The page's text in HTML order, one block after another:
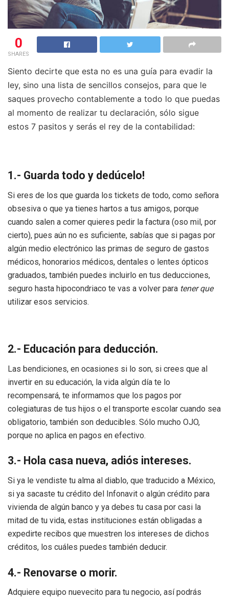
0
SHARES
Siento decirte que esta no es una guía para evadir la
ley, sino una lista de sencillos consejos, para que le
saques provecho contablemente a todo lo que puedas
al momento de realizar tu declaración, sólo sigue
estos 7 pasitos y serás el rey de la contabilidad:
1.- Guarda todo y dedúcelo!
Si eres de los que guarda los tickets de todo, como señora
obsesiva o que ya tienes hartos a tus amigos, porque
cuando salen a comer quieres pedir la factura (oso mil, por
cierto), pues aún no es suficiente, sabías que si pagas por
algún medio electrónico las primas de seguro de gastos
médicos, honorarios médicos, dentales o lentes ópticos
graduados, también puedes incluirlo en tus deducciones,
seguro hasta hipocondriaco te vas a volver para tener que
utilizar esos servicios.
2.- Educación para deducción.
Las bendiciones, en ocasiones si lo son, si crees que al
invertir en su educación, la vida algún día te lo
recompensará, te informamos que los pagos por
colegiaturas de tus hijos o el transporte escolar cuando sea
obligatorio, también son deducibles. Sólo mucho OJO,
porque no aplica en pagos en efectivo.
3.- Hola casa nueva, adiós intereses.
Si ya le vendiste tu alma al diablo, que traducido a México,
si ya sacaste tu crédito del Infonavit o algún crédito para
vivienda de algún banco y ya debes tu casa por casi la
mitad de tu vida, estas instituciones están obligadas a
expedirte recibos que muestren los intereses de dichos
créditos, los cuáles puedes también deducir.
4.- Renovarse o morir.
Adquiere equipo nuevecito para tu negocio, así podrás